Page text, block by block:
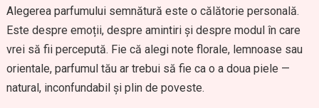
Alegerea parfumului semnătură este o călătorie personală.
Este despre emoții, despre amintiri și despre modul în care
vrei să fii percepută. Fie că alegi note florale, lemnoase sau
orientale, parfumul tău ar trebui să fie ca o a doua piele —
natural, inconfundabil și plin de poveste.